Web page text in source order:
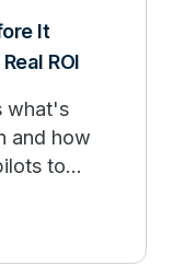
It
ROI
what's
and how
to